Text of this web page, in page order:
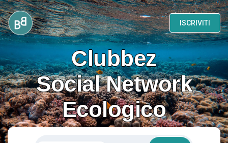
ISCRIVITI
Clubbez
Social Network
Ecologico